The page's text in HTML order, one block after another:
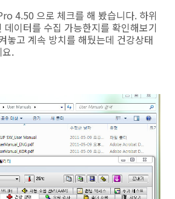
4.50 으로 체크를 해 봤습니다. 하위
데이터를 수집 가능한지를 확인해보기
놓고 계속 방치를 해뒀는데 건강상태
.